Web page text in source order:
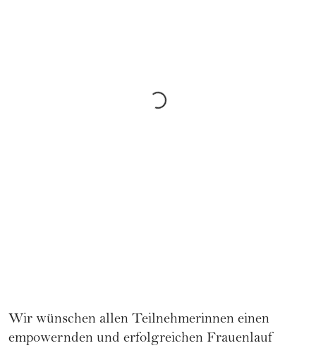
Wir wünschen allen Teilnehmerinnen einen
empowernden und erfolgreichen Frauenlauf